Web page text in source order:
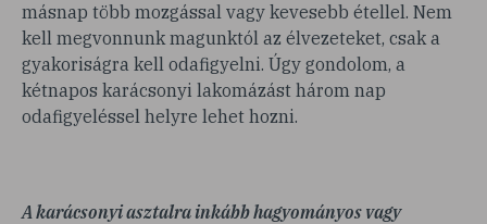
másnap több mozgással vagy kevesebb étellel. Nem
kell megvonnunk magunktól az élvezeteket, csak a
gyakoriságra kell odafigyelni. Úgy gondolom, a
kétnapos karácsonyi lakomázást három nap
odafigyeléssel helyre lehet hozni.
A karácsonyi asztalra inkább hagyományos vagy